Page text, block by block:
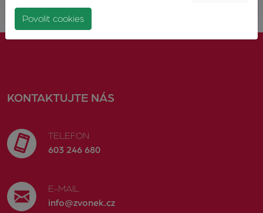
KONTAKTUJTE NÁS
TELEFON
603 246 680
E-MAIL
info@zvonek.cz
Povolit cookies